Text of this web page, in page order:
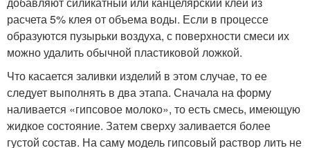
расчета 5% клея от объема воды. Если в процессе
образуются пузырьки воздуха, с поверхности смеси их
можно удалить обычной пластиковой ложкой.
Что касается заливки изделий в этом случае, то ее
следует выполнять в два этапа. Сначала на форму
наливается «гипсовое молоко», то есть смесь, имеющую
жидкое состояние. Затем сверху заливается более
густой состав. На саму модель гипсовый раствор лить не